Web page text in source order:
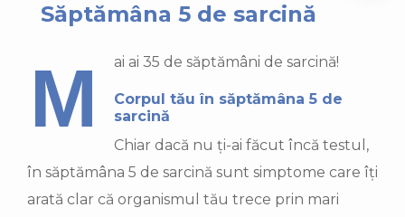
Săptămâna 5 de sarcină
Mai ai 35 de săptămâni de sarcină!
Corpul tău în săptămâna 5 de
sarcină
Chiar dacă nu ți-ai făcut încă testul,
în săptămâna 5 de sarcină sunt simptome care îți
arată clar că organismul tău trece prin mari